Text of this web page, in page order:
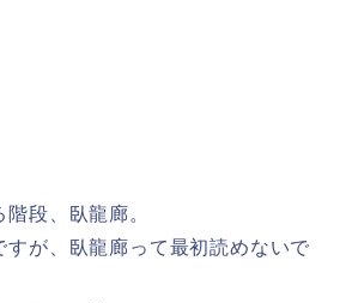
段、臥龍廊。
すが、臥龍廊って最初読めないで